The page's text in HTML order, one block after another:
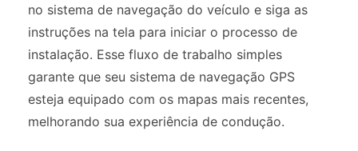
no sistema de navegação do veículo e siga as
instruções na tela para iniciar o processo de
instalação. Esse fluxo de trabalho simples
garante que seu sistema de navegação GPS
esteja equipado com os mapas mais recentes,
melhorando sua experiência de condução.